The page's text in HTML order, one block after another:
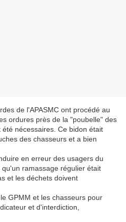
de l'APASMC ont procédé au
ordures près de la "poubelle" des
nécessaires. Ce bidon était
des chasseurs et a bien
en erreur des usagers du
ramassage régulier était
et les déchets doivent
GPMM et les chasseurs pour
et d'interdiction,